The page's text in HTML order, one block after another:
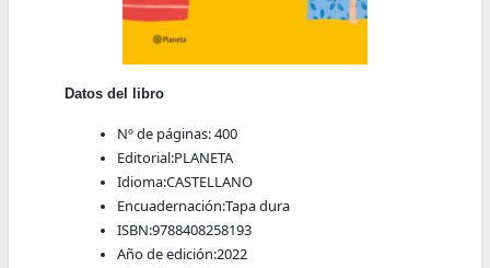
Datos del libro
Nº de páginas:400
Editorial:PLANETA
Idioma:CASTELLANO
Encuadernación:Tapa dura
ISBN:9788408258193
Año de edición:2022